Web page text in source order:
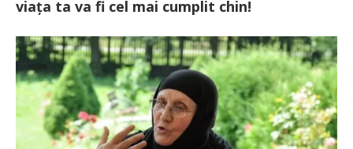
viaţa ta va fi cel mai cumplit chin!